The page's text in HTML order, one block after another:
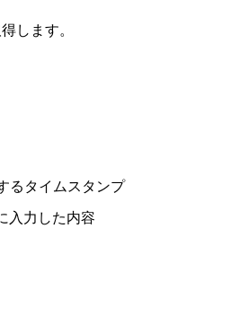
します。
るタイムスタンプ
入力した内容